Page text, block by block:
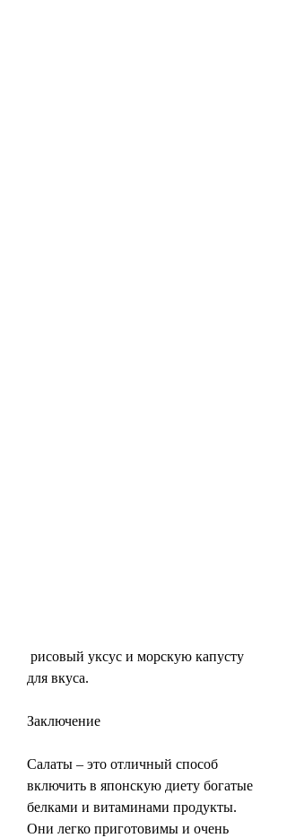
для вкуса.
Заключение
Салаты – это отличный способ
включить в японскую диету богатые
белками и витаминами продукты.
Они легко приготовимы и очень